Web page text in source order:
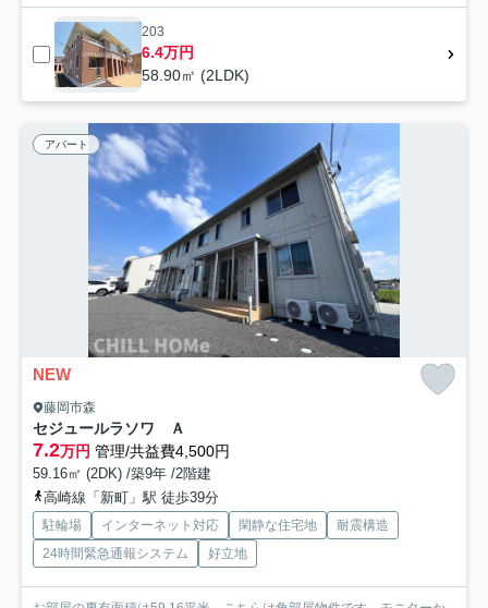
203
6.4万円
58.90㎡ (2LDK)
アパート
NEW
藤岡市森
セジュールラソワ Ａ
7.2万円 管理/共益費4,500円
59.16㎡ (2DK) /築9年 /2階建
高崎線「新町」駅 徒歩39分
駐輪場 インターネット対応 閑静な住宅地
耐震構造
24時間緊急通報システム
好立地